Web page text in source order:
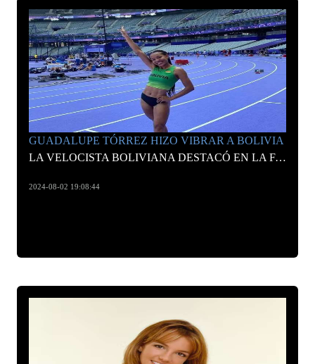
GUADALUPE TÓRREZ HIZO VIBRAR A BOLIVIA
LA VELOCISTA BOLIVIANA DESTACÓ EN LA FASE PRELIMINAR, PERO QUEDÓ ELIMINADA EN LA PRIMERA RONDA.
2024-08-02 19:08:44